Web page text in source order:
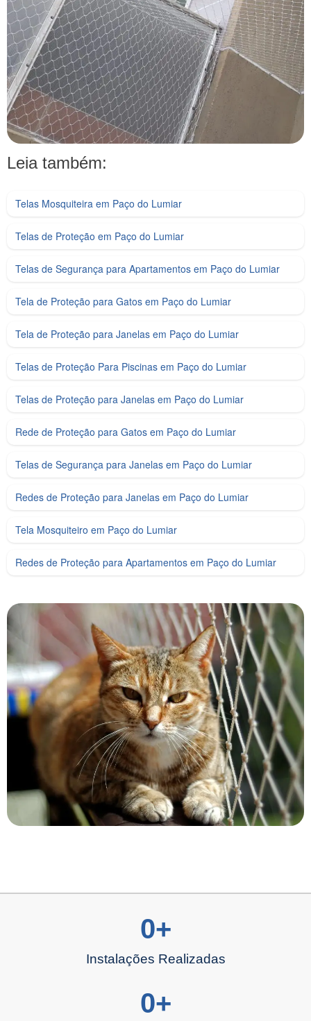
Leia também:
Telas Mosquiteira em Paço do Lumiar
Telas de Proteção em Paço do Lumiar
Telas de Segurança para Apartamentos em Paço do Lumiar
Tela de Proteção para Gatos em Paço do Lumiar
Tela de Proteção para Janelas em Paço do Lumiar
Telas de Proteção Para Piscinas em Paço do Lumiar
Telas de Proteção para Janelas em Paço do Lumiar
Rede de Proteção para Gatos em Paço do Lumiar
Telas de Segurança para Janelas em Paço do Lumiar
Redes de Proteção para Janelas em Paço do Lumiar
Tela Mosquiteiro em Paço do Lumiar
Redes de Proteção para Apartamentos em Paço do Lumiar
Instalações Realizadas
0+
0+